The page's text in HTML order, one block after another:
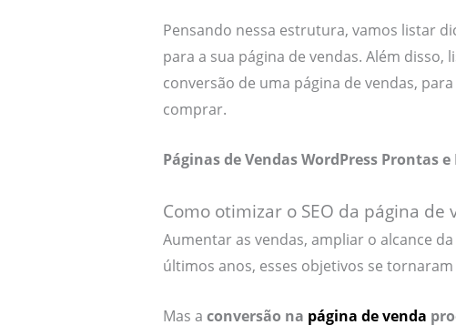
Pensando nessa estrutura, vamos listar
para a sua página de vendas. Além
conversão de uma página de vendas,
comprar.
Páginas de Vendas WordPress Prontas
Como otimizar o SEO da página de
Aumentar as vendas, ampliar o alcance
últimos anos, esses objetivos se
Mas a conversão na página de venda